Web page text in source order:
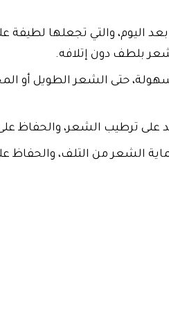
اليوم، والتي تجعلها لطيفة
بلطف دون إتلافه.
حتى الشعر الطويل أو
ترطيب الشعر، والحفاظ على
الشعر من التلف، والحفاظ